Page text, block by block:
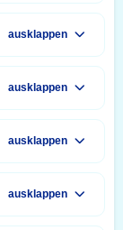
ausklappen
ausklappen
ausklappen
ausklappen